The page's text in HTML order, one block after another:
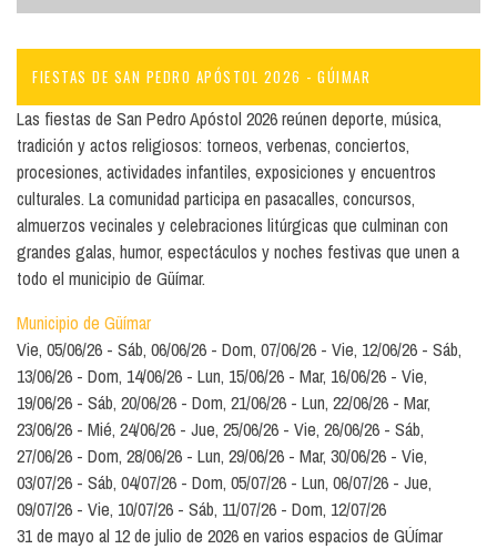
FIESTAS DE SAN PEDRO APÓSTOL 2026 - GÚIMAR
Las fiestas de San Pedro Apóstol 2026 reúnen deporte, música,
tradición y actos religiosos: torneos, verbenas, conciertos,
procesiones, actividades infantiles, exposiciones y encuentros
culturales. La comunidad participa en pasacalles, concursos,
almuerzos vecinales y celebraciones litúrgicas que culminan con
grandes galas, humor, espectáculos y noches festivas que unen a
todo el municipio de Güímar.
Municipio de Güímar
Vie, 05/06/26
Sáb, 06/06/26 Dom, 07/06/26 Vie, 12/06/26
Sáb,
13/06/26
Dom, 14/06/26 Lun, 15/06/26 Mar, 16/06/26
Vie,
19/06/26
Sáb, 20/06/26 Dom, 21/06/26 Lun, 22/06/26
Mar,
23/06/26
Mié, 24/06/26 Jue, 25/06/26 Vie, 26/06/26
Sáb,
27/06/26
Dom, 28/06/26 Lun, 29/06/26 Mar, 30/06/26
Vie,
03/07/26
Sáb, 04/07/26 Dom, 05/07/26 Lun, 06/07/26
Jue,
09/07/26
Vie, 10/07/26 Sáb, 11/07/26
Dom, 12/07/26
31 de mayo al 12 de julio de 2026 en varios espacios de GÚímar